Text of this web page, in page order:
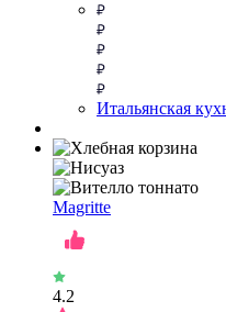
Итальянская
Magritte
4.2